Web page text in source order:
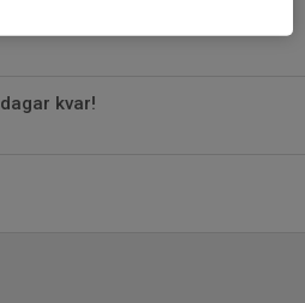
kvar!